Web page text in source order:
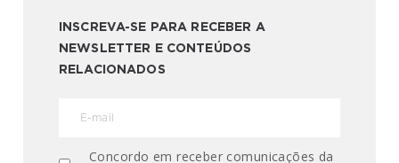
INSCREVA-SE PARA RECEBER A
NEWSLETTER E CONTEÚDOS
RELACIONADOS
Concordo em receber comunicações da